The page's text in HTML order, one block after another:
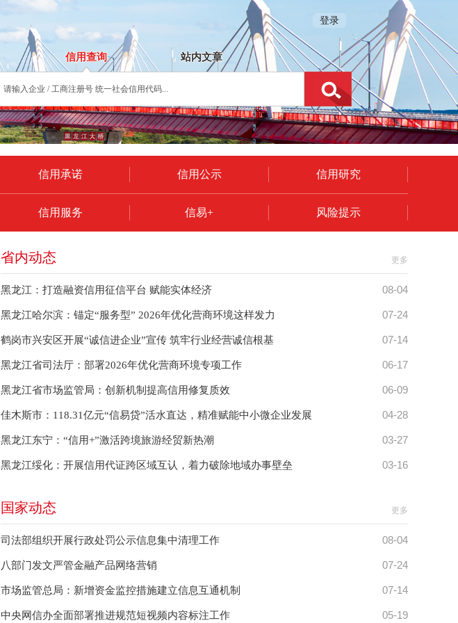
登录
信用查询 站内文章
信用承诺 信用公示 信用研究
信用服务 信易+ 风险提示
更多
省内动态
08-04
黑龙江：打造融资信用征信平台 赋能实体经济
07-24
黑龙江哈尔滨：锚定“服务型” 2026年优化营商环境这样发力
07-14
鹤岗市兴安区开展“诚信进企业”宣传 筑牢行业经营诚信根基
06-17
黑龙江省司法厅：部署2026年优化营商环境专项工作
06-09
黑龙江省市场监管局：创新机制提高信用修复质效
04-28
佳木斯市：118.31亿元“信易贷”活水直达，精准赋能中小微企业发展
03-27
黑龙江东宁：“信用+”激活跨境旅游经贸新热潮
03-16
黑龙江绥化：开展信用代证跨区域互认，着力破除地域办事壁垒
更多
国家动态
08-04
司法部组织开展行政处罚公示信息集中清理工作
07-24
八部门发文严管金融产品网络营销
07-14
市场监管总局：新增资金监控措施建立信息互通机制
05-19
中央网信办全面部署推进规范短视频内容标注工作